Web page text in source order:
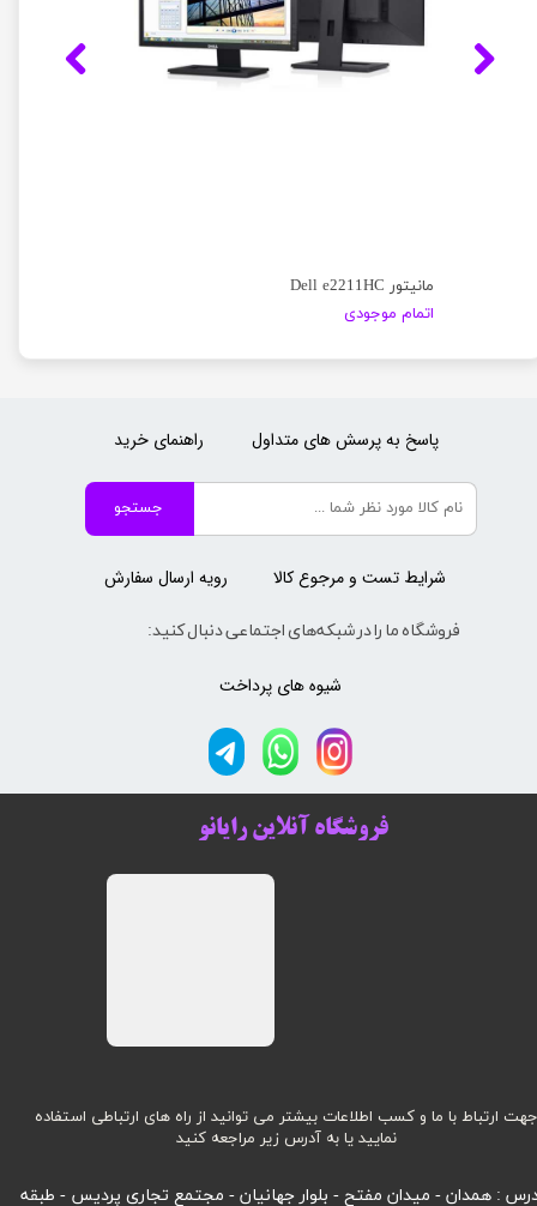
مانیتور Dell e2211HC
اتمام موجودی
جهت ارتباط با ما و کسب اطلاعات بیشتر می توانید از راه های ارتباطی استفاده
نمایید یا به آدرس زیر مراجعه کنید
: همدان - میدان مفتح - بلوار جهانیان - مجتمع تجاری پردیس - طبقه
فروشگاه آنلاین رایانو
جستجو
فروشگاه ما را در شبکه‌های اجتماعی دنبال کنید:
رویه ارسال سفارش
راهنمای خرید
شیوه های پرداخت
پاسخ به پرسش های متداول
شرایط تست و مرجوع کالا